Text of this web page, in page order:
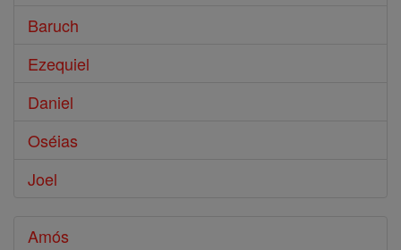
Baruch
Ezequiel
Daniel
Oséias
Joel
Amós